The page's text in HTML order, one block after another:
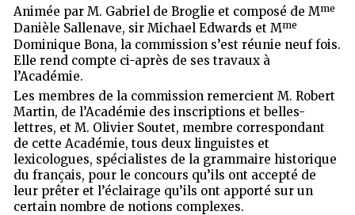
Animée par M. Gabriel de Broglie et composé de Mme
Danièle Sallenave, sir Michael Edwards et Mme
Dominique Bona, la commission s’est réunie neuf fois.
Elle rend compte ci-après de ses travaux à
l’Académie.
Les membres de la commission remercient M. Robert
Martin, de l’Académie des inscriptions et belles-
lettres, et M. Olivier Soutet, membre correspondant
de cette Académie, tous deux linguistes et
lexicologues, spécialistes de la grammaire historique
du français, pour le concours qu’ils ont accepté de
leur prêter et l’éclairage qu’ils ont apporté sur un
certain nombre de notions complexes.